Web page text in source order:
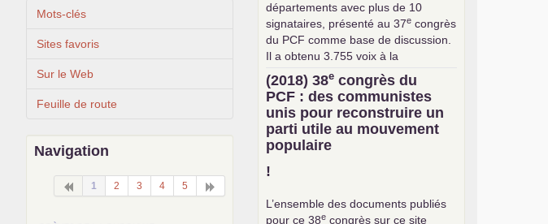
Mots-clés
Sites favoris
Sur le Web
Feuille de route
Navigation
1 2 3 4 5
départements avec plus de 10
signataires, présenté au 37e congrès
du PCF comme base de discussion.
Il a obtenu 3.755 voix à la
consultation interne pour le choix de
la base commune (sur 24.376
exprimés).
(2018) 38e congrès du
PCF : des communistes
unis pour reconstruire un
parti utile au mouvement
populaire
!
L’ensemble des documents publiés
pour ce 38e congrès sur ce site